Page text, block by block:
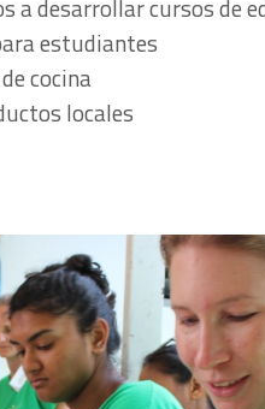
a desarrollar cursos de
estudiantes
cocina
locales